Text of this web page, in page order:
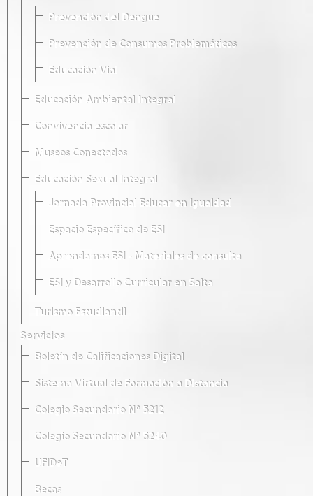
Prevención del Dengue
Prevención de Consumos Problemáticos
Educación Vial
Educación Ambiental Integral
Convivencia escolar
Museos Conectados
Educación Sexual Integral
Jornada Provincial Educar en Igualdad
Espacio Específico de ESI
Aprendamos ESI - Materiales de consulta
ESI y Desarrollo Curricular en Salta
Turismo Estudiantil
Servicios
Boletín de Calificaciones Digital
Sistema Virtual de Formación a Distancia
Colegio Secundario Nº 5212
Colegio Secundario Nº 5240
UFIDeT
Becas